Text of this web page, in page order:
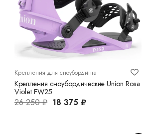
Крепления для сноубординга
Крепления сноубордические Union Rosa
Violet FW25
26 250 ₽ 18 375 ₽